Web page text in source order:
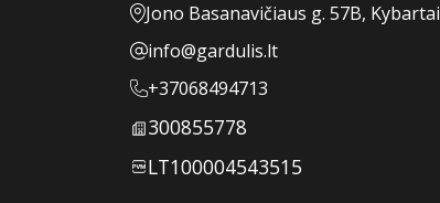
Jono Basanavičiaus g. 57B, Kybartai
info@gardulis.lt
+37068494713
300855778
LT100004543515